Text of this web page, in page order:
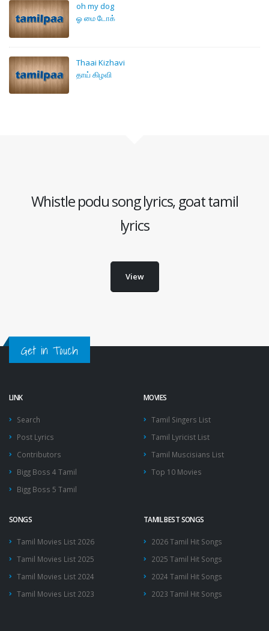
oh my dog
ஓ மை டோக்
Thaai Kizhavi
தாய் கிழவி
Whistle podu song lyrics, goat tamil
lyrics
View
Get in Touch
LINK
Search
Post Lyrics
Contributors
Bigg Boss 4 Tamil
Bigg Boss 5 Tamil
MOVIES
Tamil Singers List
Tamil Lyricist List
Tamil Muscisians List
Top 10 Movies
SONGS
Tamil Movies List 2026
Tamil Movies List 2025
Tamil Movies List 2024
Tamil Movies List 2023
TAMIL BEST SONGS
2026 Tamil Hit Songs
2025 Tamil Hit Songs
2024 Tamil Hit Songs
2023 Tamil Hit Songs